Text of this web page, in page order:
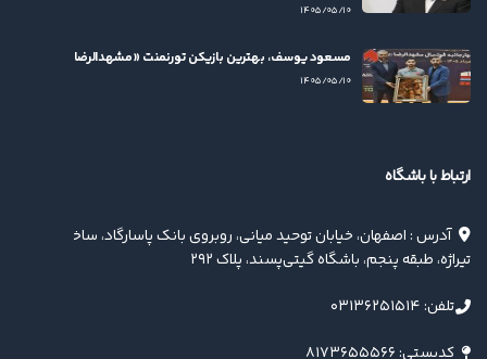
۱۴۰۵/۰۵/۱۰
مسعود یوسف، بهترین بازیکن تورنمنت «مشهدالرضا(ع)» شد
۱۴۰۵/۰۵/۱۰
ارتباط با باشگاه
آدرس : اصفهان، خیابان توحید میانی، روبروی بانک پاسارگاد، ساختمان
تیراژه، طبقه پنجم، باشگاه گیتی‌پسند، پلاک ۲۹۲
تلفن: ۰۳۱۳۶۲۵۱۵۱۴
کدپستی: ۸۱۷۳۶۵۵۵۶۶